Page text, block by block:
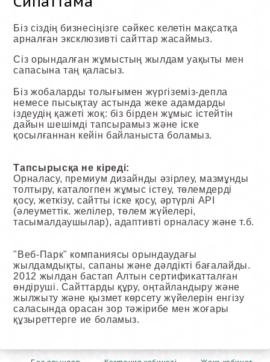
Біз сіздің бизнесіңізге сәйкес келетін мақсатқа
арналған эксклюзивті сайттар жасаймыз.
Сіз орындалған жұмыстың жылдам уақыты мен
сапасына таң қаласыз.
Біз жобаларды толығымен жүргіземіз-депла
немесе пысықтау астында жеке адамдарды
іздеудің қажеті жоқ: біз бірден жұмыс істейтін
дайын шешімді тапсырамыз және іске
қосылғаннан кейін байланыста боламыз.
Тапсырысқа не кіреді:
Орналасу, премиум дизайнды әзірлеу, мазмұнды
толтыру, каталогпен жұмыс істеу, төлемдерді
қосу, жеткізу, сайтты іске қосу, әртүрлі API
(әлеуметтік. желілер, төлем жүйелері,
тасымалдаушылар), адаптивті орналасу және т.б.
"Веб-Парк" компаниясы орындаудағы
жылдамдықты, сапаны және дәлдікті бағалайды.
2012 жылдан бастап Алтын сертификатталған
өндіруші. Сайттарды құру, оңтайландыру және
жылжыту және қызмет көрсету жүйелерін енгізу
саласында орасан зор тәжірибе мен жоғары
құзыреттерге ие боламыз.